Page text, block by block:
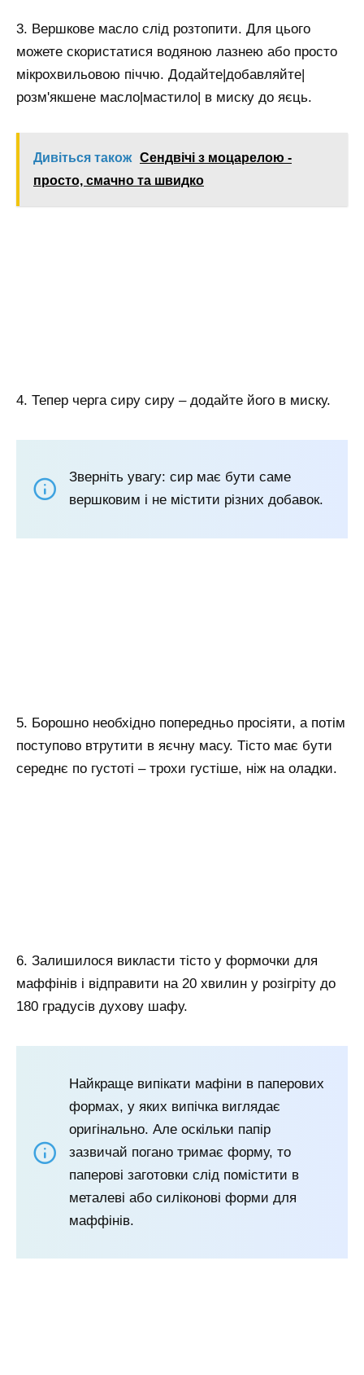
3. Вершкове масло слід розтопити. Для цього
можете скористатися водяною лазнею або просто
мікрохвильовою піччю. Додайте|добавляйте|
розм'якшене масло|мастило| в миску до яєць.
Дивіться також Сендвічі з моцарелою -
просто, смачно та швидко
4. Тепер черга сиру сиру – додайте його в миску.
Зверніть увагу: сир має бути саме
вершковим і не містити різних добавок.
5. Борошно необхідно попередньо просіяти, а потім
поступово втрутити в яєчну масу. Тісто має бути
середнє по густоті – трохи густіше, ніж на оладки.
6. Залишилося викласти тісто у формочки для
маффінів і відправити на 20 хвилин у розігріту до
180 градусів духову шафу.
Найкраще випікати мафіни в паперових
формах, у яких випічка виглядає
оригінально. Але оскільки папір
зазвичай погано тримає форму, то
паперові заготовки слід помістити в
металеві або силіконові форми для
маффінів.